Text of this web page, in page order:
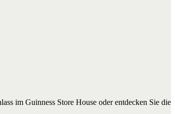
im Guinness Store House oder entdecken Sie die